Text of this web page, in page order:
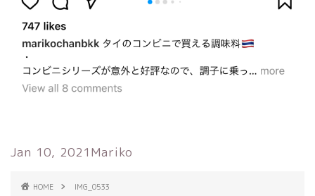
Jan 10, 2021 Mariko
HOME IMG_0533